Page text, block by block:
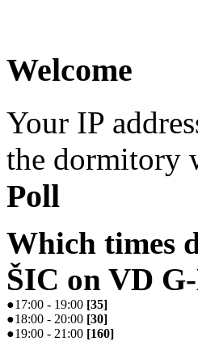
Welcome
Your IP
the dormitory
Poll
Which times
ŠIC on VD
●17:00 - 19:00 [35]
●18:00 - 20:00 [30]
●19:00 - 21:00 [160]